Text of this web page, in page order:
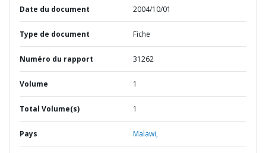
Date du document 2004/10/01
Type de document Fiche
Numéro du rapport 31262
Volume 1
Total Volume(s) 1
Pays Malawi,